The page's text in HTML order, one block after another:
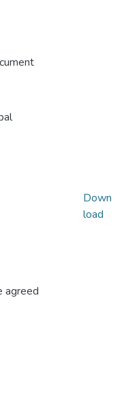
agreed
Down
load